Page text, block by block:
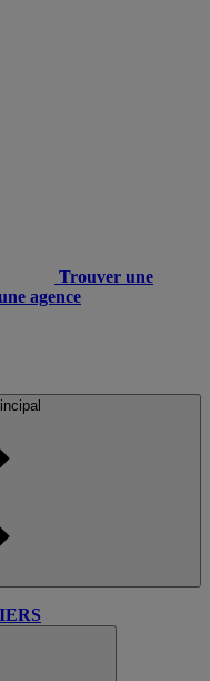
Trouver une
agence